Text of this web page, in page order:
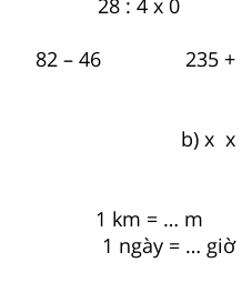
– 46 235 +
7 b) x x
km = … m
1 ngày = … giờ